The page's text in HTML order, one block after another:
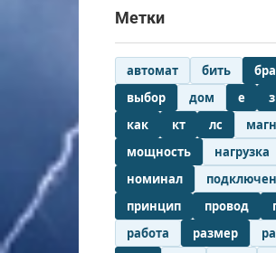
Метки
автомат бить бра
выбор
дом е
как
кт лс
мощность
нагрузка
номинал
принцип
провод
работа
размер